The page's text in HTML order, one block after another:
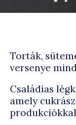
Torták,
versenye
Családias
amely